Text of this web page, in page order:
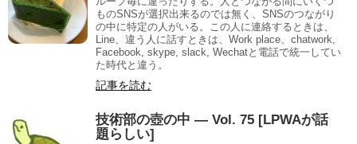
ものSNSが選択出来るのでは無く、SNSのつながり
の中に特定の人がいる。この人に連絡するときは、
Line、違う人に話すときは、Work place、chatwork,
Facebook, skype, slack, Wechatと電話で統一してい
た時代と違う。
記事を読む
技術部の壺の中 — Vol. 75 [LPWAが話
題らしい]